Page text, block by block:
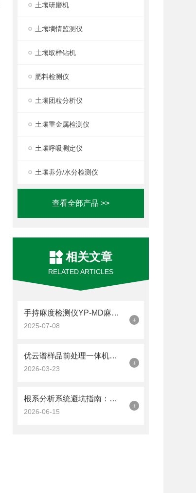
土壤研磨机
土壤墒情监测仪
土壤取样钻机
肥料检测仪
土壤团粒分析仪
土壤重金属检测仪
土壤呼吸测定仪
土壤养分/水分检测仪
查看全部产品 >>
相关文章
RELATED ARTICLES
手持麻度检测仪YP-MD麻椒测量原理分享
2025-07-08
+
优云谱样品前处理一体机应用场景与功能模块分析
2026-03-23
+
根系分析系统避坑指南：品牌具备分叉裁剪/合并/连接修正功能才靠谱
2026-06-15
+